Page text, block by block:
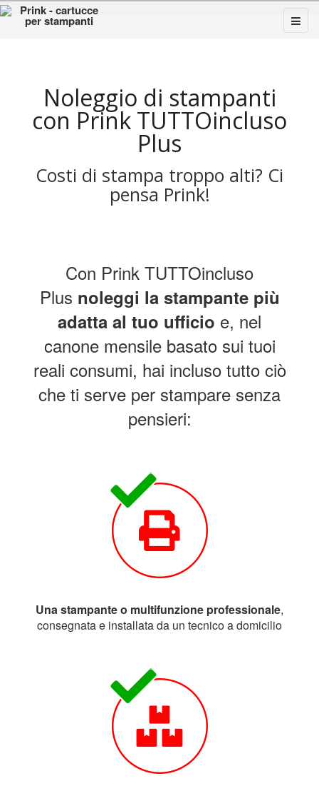
Noleggio di stampanti
con Prink TUTTOincluso
Plus
Costi di stampa troppo alti? Ci
pensa Prink!
Con Prink TUTTOincluso
Plus noleggi la stampante più
adatta al tuo ufficio e, nel
canone mensile basato sui tuoi
reali consumi, hai incluso tutto ciò
che ti serve per stampare senza
pensieri:
Una stampante o multifunzione professionale,
consegnata e installata da un tecnico a domicilio